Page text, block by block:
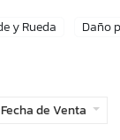
y Rueda Daño
Fecha de Venta